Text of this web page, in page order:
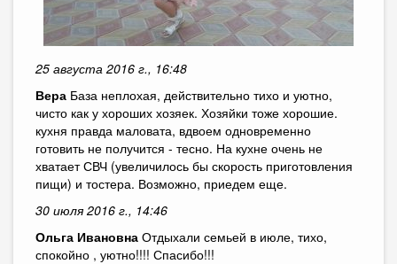
25 августа 2016 г., 16:48
Вера База неплохая, действительно тихо и уютно,
чисто как у хороших хозяек. Хозяйки тоже хорошие.
кухня правда маловата, вдвоем одновременно
готовить не получится - тесно. На кухне очень не
хватает СВЧ (увеличилось бы скорость приготовления
пищи) и тостера. Возможно, приедем еще.
30 июля 2016 г., 14:46
Ольга Ивановна Отдыхали семьей в июле, тихо,
спокойно , уютно!!!! Спасибо!!!